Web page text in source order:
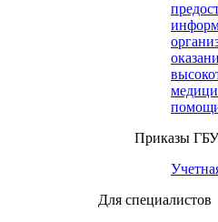
Приказы
Для специалистов